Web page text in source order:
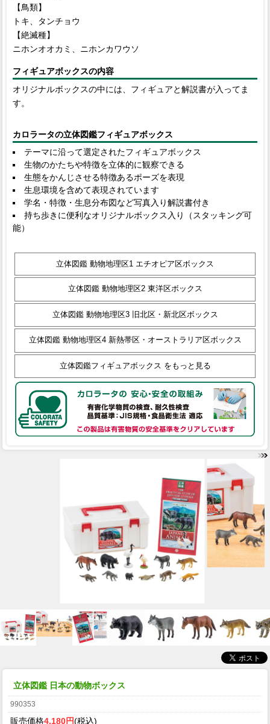
【鳥類】
トキ、タンチョウ
【絶滅種】
ニホンオオカミ、ニホンカワウソ
フィギュアボックスの内容
オリジナルボックスの中には、フィギュアと解説書が入ってま
す。
カロラータの立体図鑑フィギュアボックス
テーマに沿って選定されたフィギュアボックス
生物のかたちや特徴を立体的に観察できる
生態をかんじさせる特徴あるポーズを表現
生息環境を含めて表現されています
学名・特徴・生息分布図など写真入り解説書付き
持ち歩きに便利なオリジナルボックス入り（スタッキング可
能）
立体図鑑 動物地理区1 エチオピア区ボックス
立体図鑑 動物地理区2 東洋区ボックス
立体図鑑 動物地理区3 旧北区・新北区ボックス
立体図鑑 動物地理区4 新熱帯区・オーストラリア区ボックス
立体図鑑フィギュアボックス をもっと見る
立体図鑑 日本の動物ボックス
990353
販売価格4,180円(税込)